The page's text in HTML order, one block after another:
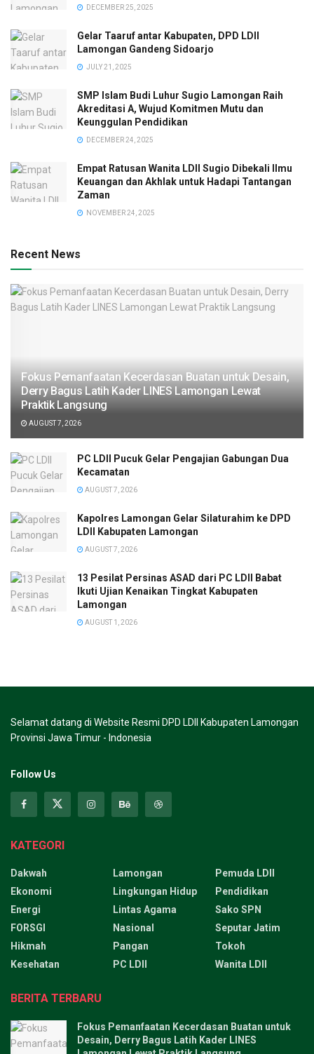
DECEMBER 25, 2025
Gelar Taaruf antar Kabupaten, DPD LDII
Lamongan Gandeng Sidoarjo
JULY 21, 2025
SMP Islam Budi Luhur Sugio Lamongan Raih
Akreditasi A, Wujud Komitmen Mutu dan
Keunggulan Pendidikan
DECEMBER 24, 2025
Empat Ratusan Wanita LDII Sugio Dibekali Ilmu
Keuangan dan Akhlak untuk Hadapi Tantangan
Zaman
NOVEMBER 24, 2025
Recent News
Fokus Pemanfaatan Kecerdasan Buatan untuk Desain,
Derry Bagus Latih Kader LINES Lamongan Lewat
Praktik Langsung
AUGUST 7, 2026
PC LDII Pucuk Gelar Pengajian Gabungan Dua
Kecamatan
AUGUST 7, 2026
Kapolres Lamongan Gelar Silaturahim ke DPD
LDII Kabupaten Lamongan
AUGUST 7, 2026
13 Pesilat Persinas ASAD dari PC LDII Babat
Ikuti Ujian Kenaikan Tingkat Kabupaten
Lamongan
AUGUST 1, 2026
Selamat datang di Website Resmi DPD LDII Kabupaten Lamongan
Provinsi Jawa Timur - Indonesia
Follow Us
KATEGORI
Dakwah
Ekonomi
Energi
FORSGI
Hikmah
Kesehatan
Lamongan
Lingkungan Hidup
Lintas Agama
Nasional
Pangan
PC LDII
Pemuda LDII
Pendidikan
Sako SPN
Seputar Jatim
Tokoh
Wanita LDII
BERITA TERBARU
Fokus Pemanfaatan Kecerdasan Buatan untuk
Desain, Derry Bagus Latih Kader LINES